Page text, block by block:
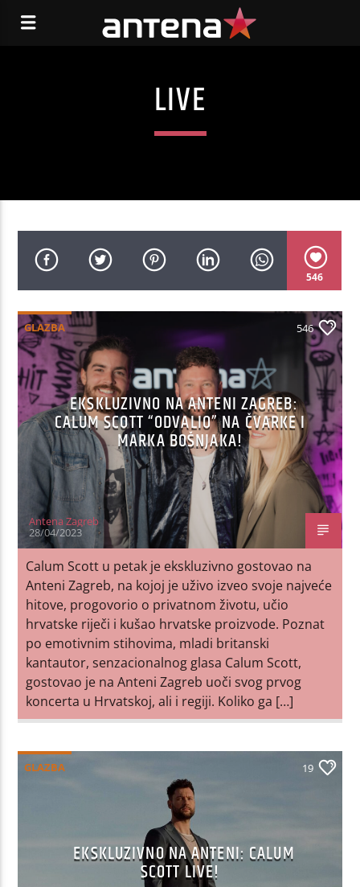
LIVE
546
GLAZBA 546
EKSKLUZIVNO NA ANTENI ZAGREB:
CALUM SCOTT “ODVALIO” NA ČVARKE I
MARKA BOŠNJAKA!
Antena Zagreb
28/04/2023
Calum Scott u petak je ekskluzivno gostovao na
Anteni Zagreb, na kojoj je uživo izveo svoje najveće
hitove, progovorio o privatnom životu, učio
hrvatske riječi i kušao hrvatske proizvode. Poznat
po emotivnim stihovima, mladi britanski
kantautor, senzacionalnog glasa Calum Scott,
gostovao je na Anteni Zagreb uoči svog prvog
koncerta u Hrvatskoj, ali i regiji. Koliko ga […]
GLAZBA 19
EKSKLUZIVNO NA ANTENI: CALUM
SCOTT LIVE!